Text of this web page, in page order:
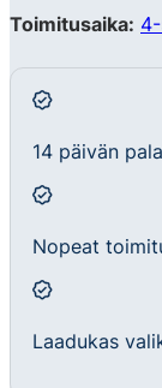
Toimitusaika:
14 päivän
Nopeat
Laadukas